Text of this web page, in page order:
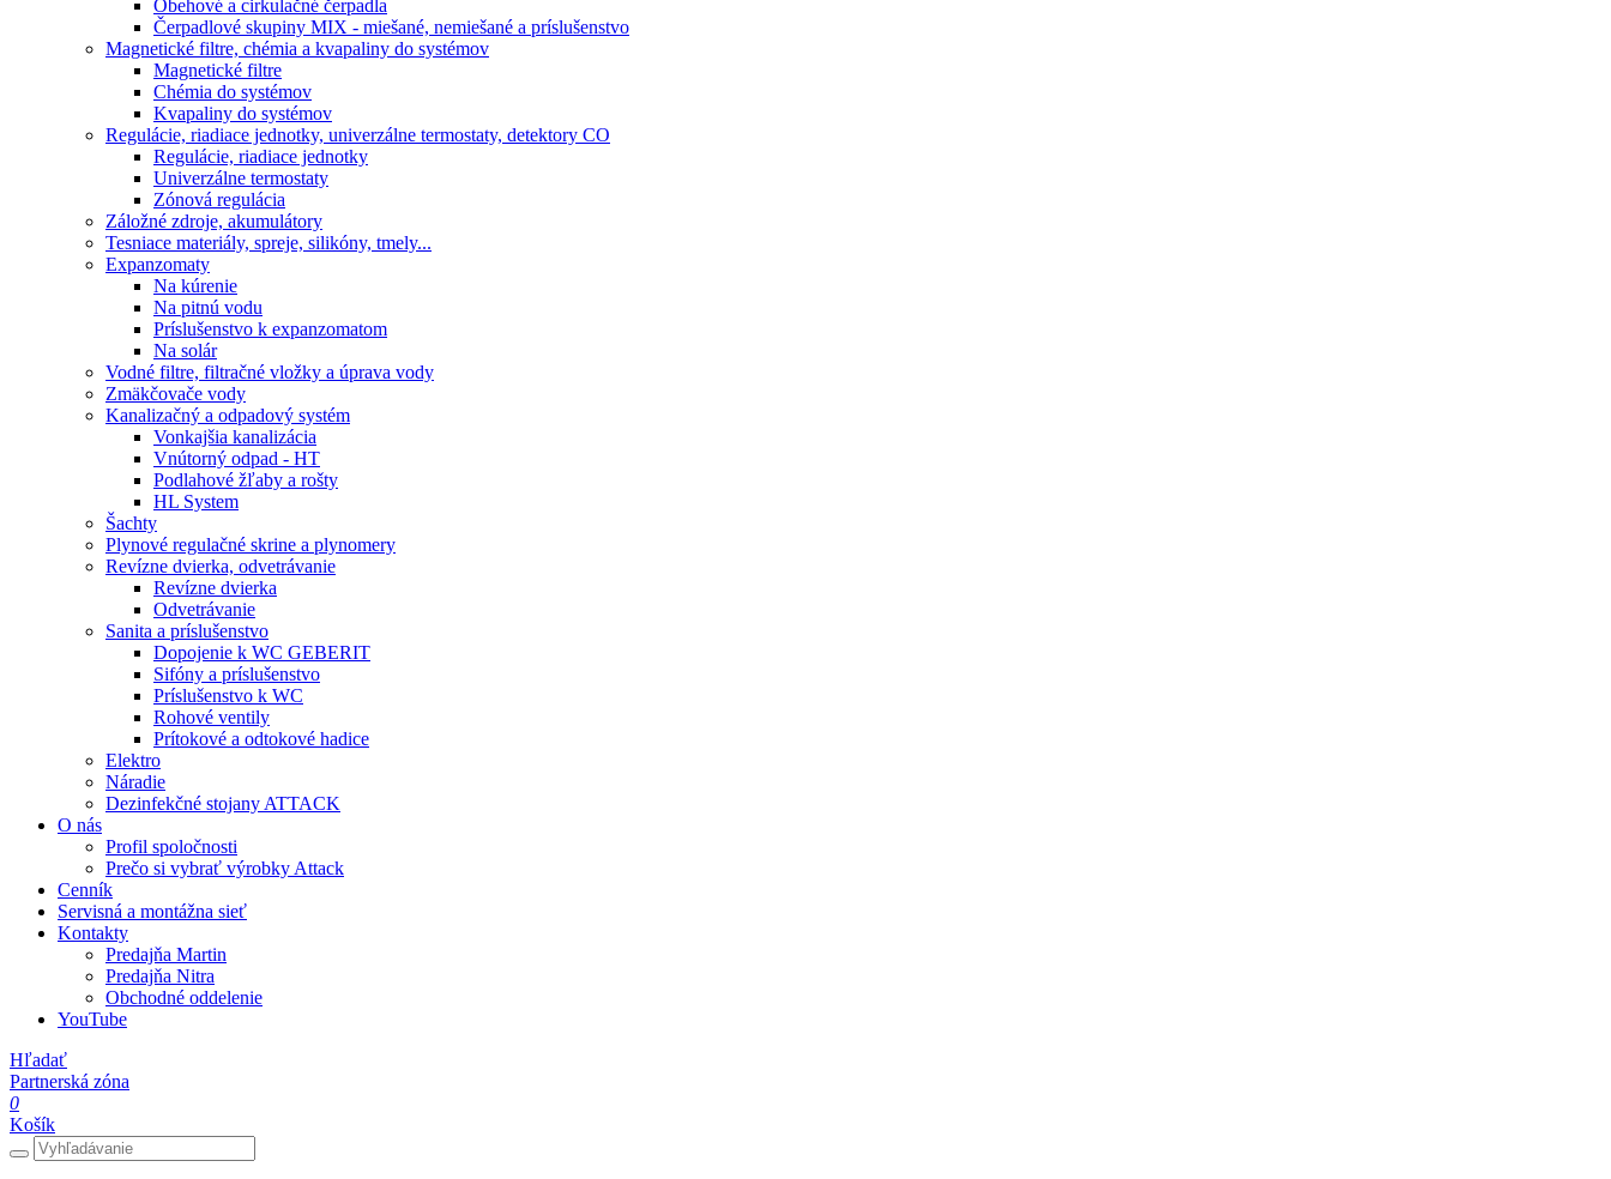
Obehové a cirkulačné čerpadla
Čerpadlové skupiny MIX - miešané, nemiešané a príslušenstvo
Magnetické filtre, chémia a kvapaliny do systémov
Magnetické filtre
Chémia do systémov
Kvapaliny do systémov
Regulácie, riadiace jednotky, univerzálne termostaty, detektory CO
Regulácie, riadiace jednotky
Univerzálne termostaty
Zónová regulácia
Záložné zdroje, akumulátory
Tesniace materiály, spreje, silikóny, tmely...
Expanzomaty
Na kúrenie
Na pitnú vodu
Príslušenstvo k expanzomatom
Na solár
Vodné filtre, filtračné vložky a úprava vody
Zmäkčovače vody
Kanalizačný a odpadový systém
Vonkajšia kanalizácia
Vnútorný odpad - HT
Podlahové žľaby a rošty
HL System
Šachty
Plynové regulačné skrine a plynomery
Revízne dvierka, odvetrávanie
Revízne dvierka
Odvetrávanie
Sanita a príslušenstvo
Dopojenie k WC GEBERIT
Sifóny a príslušenstvo
Príslušenstvo k WC
Rohové ventily
Prítokové a odtokové hadice
Elektro
Náradie
Dezinfekčné stojany ATTACK
O nás
Profil spoločnosti
Prečo si vybrať výrobky Attack
Cenník
Servisná a montážna sieť
Kontakty
Predajňa Martin
Predajňa Nitra
Obchodné oddelenie
YouTube
Hľadať
Partnerská zóna
0
Košík